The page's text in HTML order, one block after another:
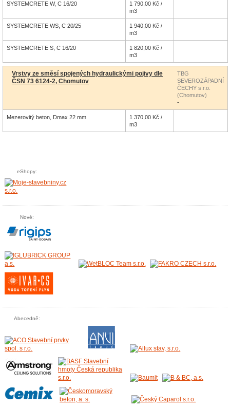
SYSTEMCRETE W, C 16/20
1 790,00 Kč /
m3
SYSTEMCRETE WS, C 20/25
1 940,00 Kč /
m3
SYSTEMCRETE S, C 16/20
1 820,00 Kč /
m3
Vrstvy ze směsí spojených hydraulickými pojivy dle
ČSN 73 6124-2, Chomutov
TBG
SEVEROZÁPADNÍ
ČECHY s.r.o.
(Chomutov)
-
Mezerovitý beton, Dmax 22 mm
1 370,00 Kč /
m3
eShopy:
Nové:
Abecedně: